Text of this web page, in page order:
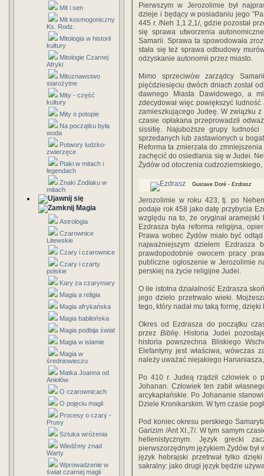
Mit i sen
Mit kosmogoniczny
Ks. Rodz.
Mitologia w historii
kultury
Mitologie Czarnej
Afryki
Mitoznawstwo
starożytne
Mity - część
kultury
Mity o potopie
Na początku była
woda
Potwory ludzko-
zwierzęce
Ptaki w mitach i
legendach
Znaki Zodiaku w
mitach
Magia
Astrologia
Czarownice
Litewskie
Czary i czarownice
Czary i czarty
polskie
Kary za czarymary
Magia a religia
Magia afrykańska
Magia babilońska
Magia podbija świat
Magia w islamie
Magia w
średniowieczu
Matka Joanna od
Aniołów
O czarownicach
O pojęciu magii
Procesy o czary -
Prusy
Sztuka wróżenia
Wiedźmy znad
Warty
Wprowadzenie w
świat czarnej magii
Pierwszym w Jerozolimie był
dzieje i będący w posiadaniu jego
445 r. /Neh 1,1 2,1/, gdzie pozostał
się sprawa utworzenia
Samarii. Sprawa ta spowodowała
stała się też sprawa odbudowy
odzyskanie autonomii przez miasto.
Mimo sprzeciwów zarządcy
pięćdziesięciu dwóch dniach został
dawnego Miasta Dawidowego, a
zdecydował więc powiększyć
zamieszkującego Judeę. W związku
czasie opłakana przeprowadził
sissitię. Najuboższe grupy
sprzedanych lub zastawionych u
Reforma ta zmierzała do
zachęcić do osiedlania się w Judei.
Żydów od otoczenia
Gustave Doré - Ezdrasz
Jerozolimie w roku 423, tj. po
podaje rok 458 jako datę przybycia
względu na to, że oryginał aramejski
Ezdrasza była reforma religijna,
Prawa wobec Żydów miało być
najważniejszym dziełem Ezdrasza
prawdopodobnie owocem pracy
publiczne ogłoszenie w Jerozolimie
perskiej na życie religijne Judei.
O ile istotna działalność Ezdrasza
jego dzieło przetrwało wieki.
tego, który nadał mu taką formę,
Okres od Ezdrasza do początku
przez Biblię. Historia Judei
historia powszechna Bliskiego
Elefantyny jest właściwa, wówczas
należy uważać niejakiego
Po 410 r. Judeą rządził człowiek o
Johanan. Człowiek ten zabił
arcykapłańskie. Po Johananie
Dziele Kronikarskim. W tym czasie
Pod koniec okresu perskiego
Garizim /Ant XI.,7/. W tym samym
hellenistycznym. Język grecki
pierwszorzędnym językiem Żydów
język hebrajski przetrwał tylko
sakralny: jako drugi język będzie